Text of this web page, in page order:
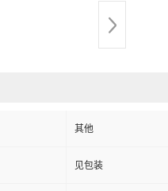
其他
见包装